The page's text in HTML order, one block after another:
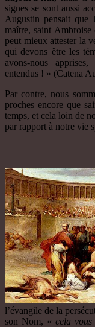
signes se sont aussi
Augustin pensait que
maître, saint
peut mieux attester la
qui devons être les
avons-nous
entendus ! » (Catena
Par contre, nous
proches encore que
temps, et cela loin de
par rapport à notre vie
l’évangile de la
son Nom, « cela vous